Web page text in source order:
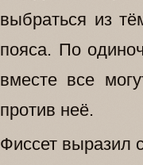
выбраться из
пояса. По
вместе все
против неё.
Фиссет выразил